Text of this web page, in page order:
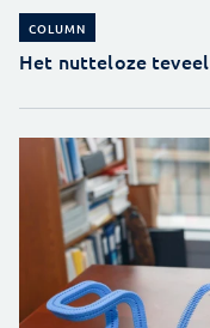
COLUMN
Het nutteloze teveel